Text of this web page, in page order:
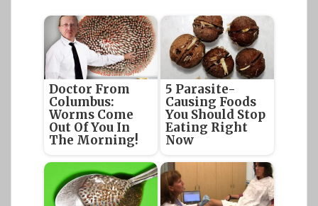
Doctor From
Columbus:
Worms Come
Out Of You In
The Morning!
5 Parasite-
Causing Foods
You Should Stop
Eating Right
Now